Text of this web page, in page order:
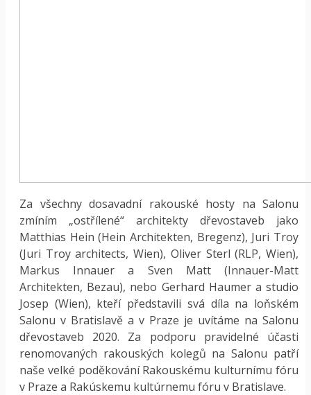
Za všechny dosavadní rakouské hosty na Salonu
zmíním „ostřílené“ architekty dřevostaveb jako
Matthias Hein (Hein Architekten, Bregenz), Juri Troy
(Juri Troy architects, Wien), Oliver Sterl (RLP, Wien),
Markus Innauer a Sven Matt (Innauer-Matt
Architekten, Bezau), nebo Gerhard Haumer a studio
Josep (Wien), kteří představili svá díla na loňském
Salonu v Bratislavě a v Praze je uvítáme na Salonu
dřevostaveb 2020. Za podporu pravidelné účasti
renomovaných rakouských kolegů na Salonu patří
naše velké poděkování Rakouskému kulturnímu fóru
v Praze a Rakúskemu kultúrnemu fóru v Bratislave.